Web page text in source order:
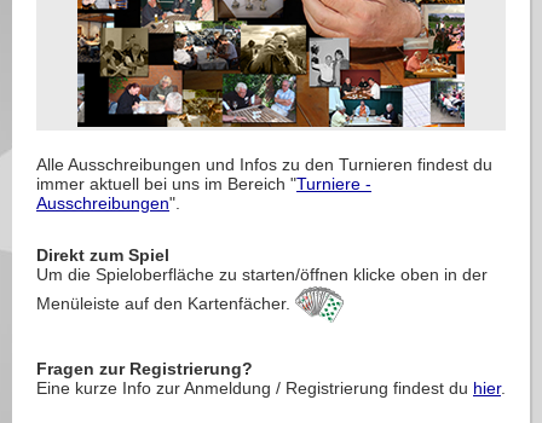
Alle Ausschreibungen und Infos zu den Turnieren findest du
immer aktuell bei uns im Bereich "Turniere -
Ausschreibungen".
Direkt zum Spiel
Um die Spieloberfläche zu starten/öffnen klicke oben in der
Menüleiste auf den Kartenfächer.
Fragen zur Registrierung?
Eine kurze Info zur Anmeldung / Registrierung findest du hier.